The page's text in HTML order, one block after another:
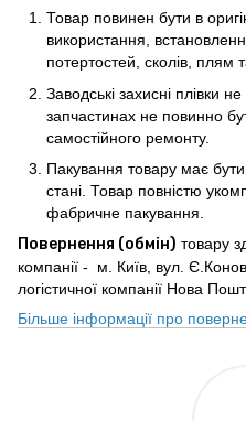
Товар повинен бути в
використання,
потертостей, сколів, плям
Заводські захисні плівки
запчастинах не повинно
самостійного ремонту.
Пакування товару має
стані. Товар повністю
фабричне пакування.
Повернення (обмін) товару
компанії - м. Київ, вул.
логістичної компанії Нова
Більше інформації про